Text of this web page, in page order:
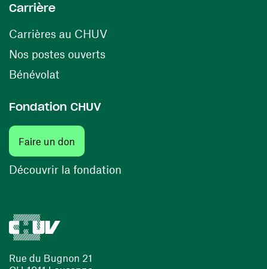
Rue du Bugnon 21
Carrière
Carrières au CHUV(ouvre une nouvelle fenêtre)
Nos postes ouverts(ouvre une nouvelle fenêtre)
Bénévolat
Fondation CHUV
Faire un don
Découvrir la fondation